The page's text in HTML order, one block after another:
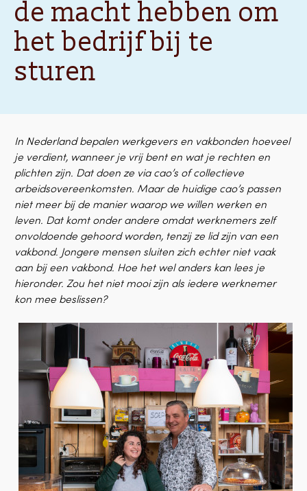
de macht hebben om
het bedrijf bij te
sturen
In Nederland bepalen werkgevers en vakbonden hoeveel
je verdient, wanneer je vrij bent en wat je rechten en
plichten zijn. Dat doen ze via cao’s of collectieve
arbeidsovereenkomsten. Maar de huidige cao’s passen
niet meer bij de manier waarop we willen werken en
leven. Dat komt onder andere omdat werknemers zelf
onvoldoende gehoord worden, tenzij ze lid zijn van een
vakbond. Jongere mensen sluiten zich echter niet vaak
aan bij een vakbond. Hoe het wel anders kan lees je
hieronder. Zou het niet mooi zijn als iedere werknemer
kon mee beslissen?